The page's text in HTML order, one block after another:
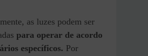
as luzes podem ser
para operar de acordo
específicos. Por